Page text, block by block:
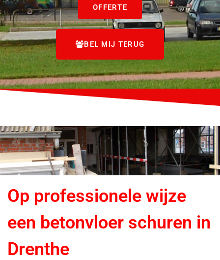
OFFERTE
BEL MIJ TERUG
Op professionele wijze
een betonvloer schuren in
Drenthe